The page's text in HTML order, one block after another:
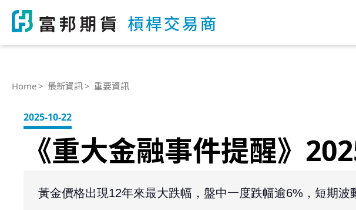
Home 最新資訊 重要資訊
2025-10-22
《重大金融事件提醒》
黃金價格出現12年來最大跌幅，盤中一度跌幅逾6%，短期波